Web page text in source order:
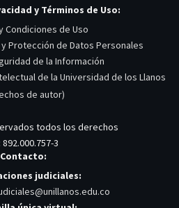
y Términos de Uso:
Condiciones de Uso
Protección de Datos Personales
de la Información
de la Universidad de los Llanos
de autor)
todos los derechos
892.000.757-3
Contacto:
judiciales: